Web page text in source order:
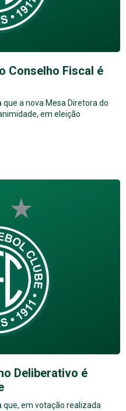
Conselho Fiscal é
a nova Mesa Diretora do
em eleição
Deliberativo é
que, em votação realizada